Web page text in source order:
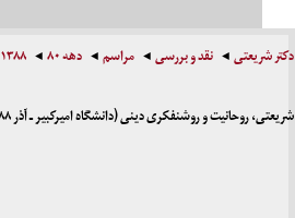
دکتر شریعتی نقد و بررسی مراسم دهه ۸۰ ۱۳۸۸
شریعتی، روحانیت و روشنفکری دینی (دانشگاه امیرکبیر ـ آذر ۱۳۸۸)